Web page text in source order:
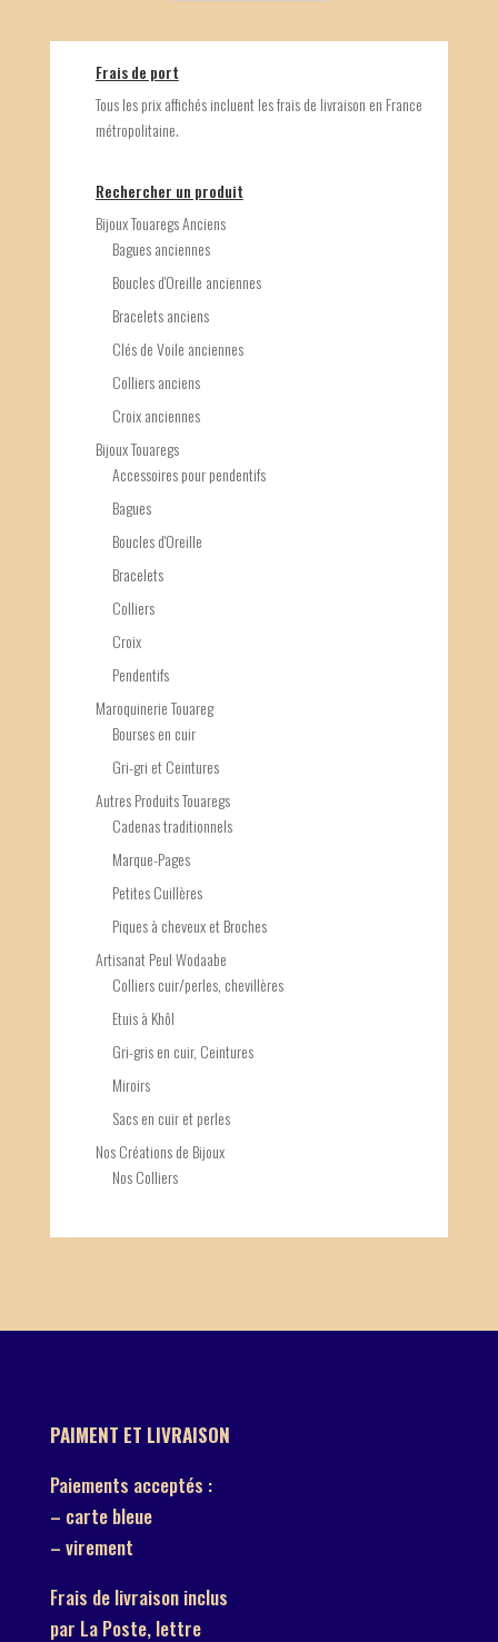
Frais de port
Tous les prix affichés incluent les frais de livraison en France
métropolitaine.
Rechercher un produit
Bijoux Touaregs Anciens
Bagues anciennes
Boucles d'Oreille anciennes
Bracelets anciens
Clés de Voile anciennes
Colliers anciens
Croix anciennes
Bijoux Touaregs
Accessoires pour pendentifs
Bagues
Boucles d'Oreille
Bracelets
Colliers
Croix
Pendentifs
Maroquinerie Touareg
Bourses en cuir
Gri-gri et Ceintures
Autres Produits Touaregs
Cadenas traditionnels
Marque-Pages
Petites Cuillères
Piques à cheveux et Broches
Artisanat Peul Wodaabe
Colliers cuir/perles, chevillères
Etuis à Khôl
Gri-gris en cuir, Ceintures
Miroirs
Sacs en cuir et perles
Nos Créations de Bijoux
Nos Colliers
PAIMENT ET LIVRAISON
Paiements acceptés :
– carte bleue
– virement
Frais de livraison inclus
par La Poste, lettre